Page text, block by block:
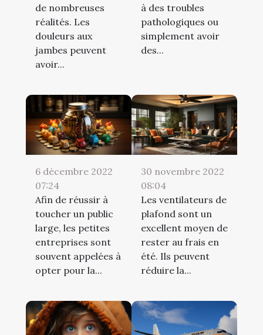
de nombreuses
réalités. Les
douleurs aux
jambes peuvent
avoir...
à des troubles
pathologiques ou
simplement avoir
des...
6 décembre 2022
07:24
Afin de réussir à
toucher un public
large, les petites
entreprises sont
souvent appelées à
opter pour la...
30 novembre 2022
08:04
Les ventilateurs de
plafond sont un
excellent moyen de
rester au frais en
été. Ils peuvent
réduire la...